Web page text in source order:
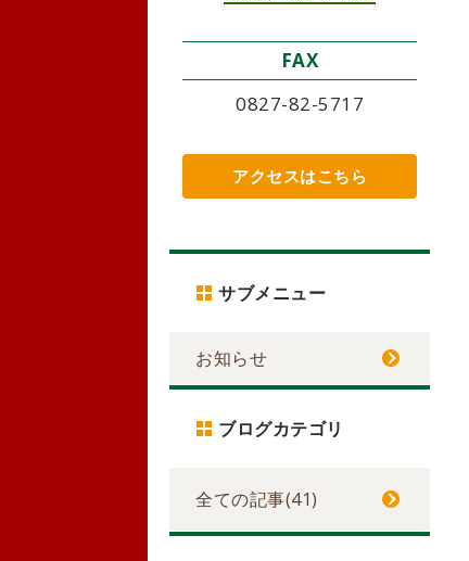
FAX
0827-82-5717
アクセスはこちら
サブメニュー
お知らせ
ブログカテゴリ
全ての記事(41)